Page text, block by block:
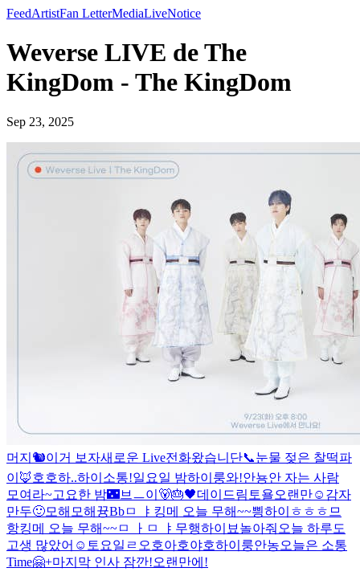
FeedArtistFan LetterMediaLiveNotice
Weverse LIVE de The
KingDom - The KingDom
Sep 23, 2025
머지 🐿️이거 보자새로운 Live전화왔습니단📞눈물 젖은 찰떡파
이 🦊호호하..하이 소통!일요일 밤하이룽와!안뇽안 자는 사람
모여라~고요한 밤🌃 브ㅡ이 🐻🎂🖤데이드림 토욜오랜만☺️ 감자
만두🙂모해모해뀽Bbㅁ ㅑ 킹메 오늘 무해~~삉하이 ㅎㅎㅎ 므
항킹메 오늘 무해~~ㅁ ㅏ ㅁ ㅑ 무행하이 뵤 놀아줘 오늘 하루도
고생 많았어☺️ 토요일ㄹ 오호아호야호하이룽안농오늘은 소통
Time🤗+마지막 인사 잠깐!오랜만에!